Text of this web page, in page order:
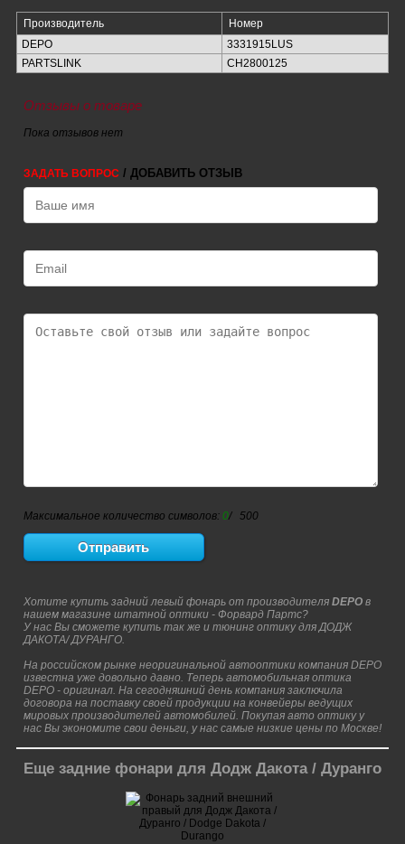
Производитель
Номер
DEPO
3331915LUS
PARTSLINK
CH2800125
Отзывы о товаре
Пока отзывов нет
ЗАДАТЬ ВОПРОС / ДОБАВИТЬ ОТЗЫВ
Максимальное количество символов: 0/ 500
Хотите купить задний левый фонарь от производителя DEPOв
нашем магазине штатной оптики - Форвард Партс?
У нас Вы сможете купить так же и тюнинг оптику для ДОДЖ
ДАКОТА/ ДУРАНГО.
На российском рынке неоригинальной автооптики компания DEPO
известна уже довольно давно. Теперь автомобильная оптика
DEPO - оригинал. На сегодняшний день компания заключила
договора на поставку своей продукции на конвейеры ведущих
мировых производителей автомобилей. Покупая авто оптику у
нас Вы экономите свои деньги, у нас самые низкие цены по Москве!
Еще задние фонари для Додж Дакота / Дуранго